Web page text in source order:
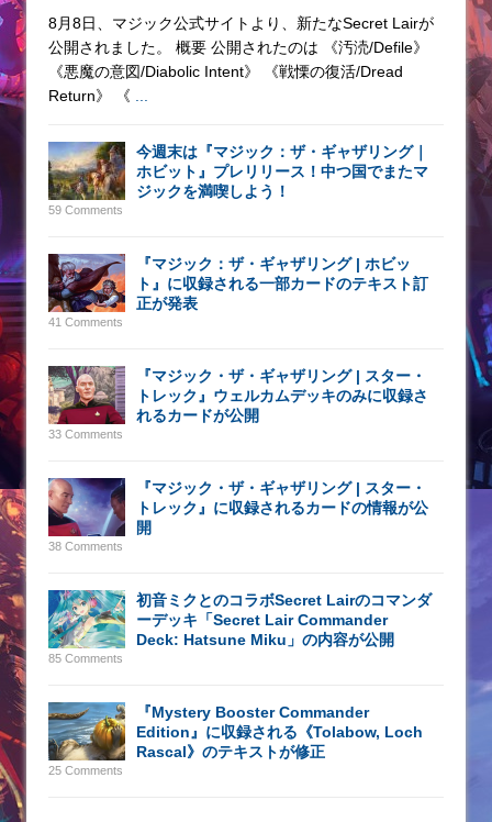
8月8日、マジック公式サイトより、新たなSecret Lairが
公開されました。 概要 公開されたのは 《汚涜/Defile》
《悪魔の意図/Diabolic Intent》 《戦慄の復活/Dread
Return》 《
今週末は『マジック：ザ・ギャザリング｜
ホビット』プレリリース！中つ国でまたマ
ジックを満喫しよう！
59 Comments
『マジック：ザ・ギャザリング | ホビッ
ト』に収録される一部カードのテキスト訂
正が発表
41 Comments
『マジック・ザ・ギャザリング | スター・
トレック』ウェルカムデッキのみに収録さ
れるカードが公開
33 Comments
『マジック・ザ・ギャザリング | スター・
トレック』に収録されるカードの情報が公
開
38 Comments
初音ミクとのコラボSecret Lairのコマンダ
ーデッキ「Secret Lair Commander
Deck: Hatsune Miku」の内容が公開
85 Comments
『Mystery Booster Commander
Edition』に収録される《Tolabow, Loch
Rascal》のテキストが修正
25 Comments